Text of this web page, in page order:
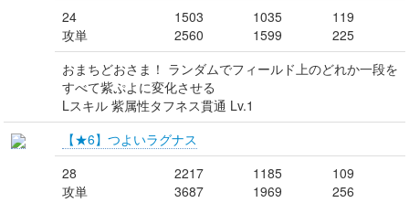
24
攻単
1503
2560
1035
1599
119
225
おまちどおさま！ ランダムでフィールド上のどれか一段を
すべて紫ぷよに変化させる
Lスキル 紫属性タフネス貫通 Lv.1
【★6】つよいラグナス
28
攻単
2217
3687
1185
1969
109
256